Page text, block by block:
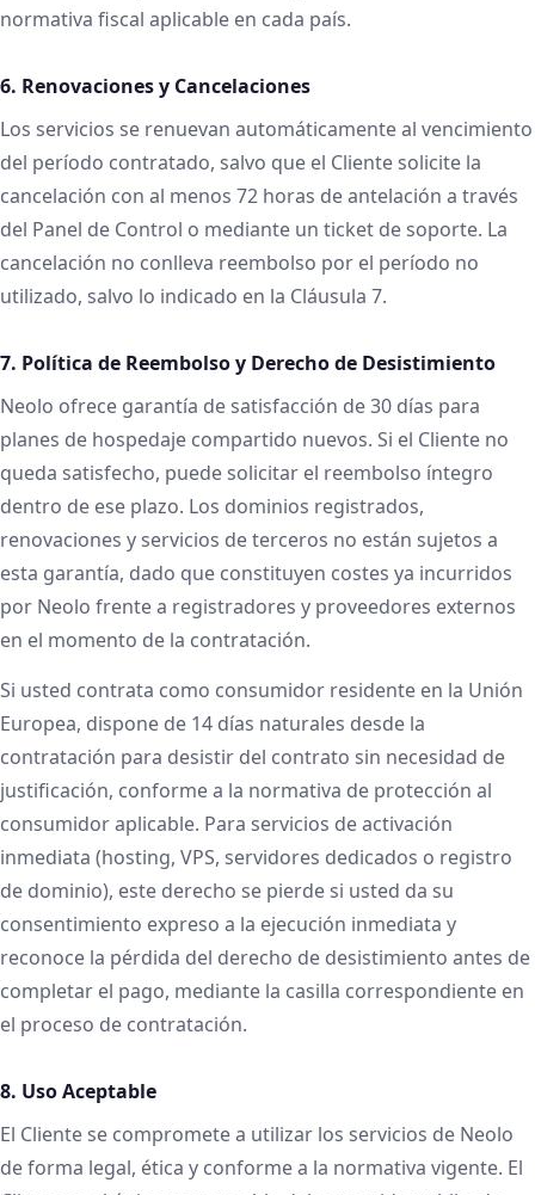
normativa fiscal aplicable en cada país.
6. Renovaciones y Cancelaciones
Los servicios se renuevan automáticamente al vencimiento
del período contratado, salvo que el Cliente solicite la
cancelación con al menos 72 horas de antelación a través
del Panel de Control o mediante un ticket de soporte. La
cancelación no conlleva reembolso por el período no
utilizado, salvo lo indicado en la Cláusula 7.
7. Política de Reembolso y Derecho de Desistimiento
Neolo ofrece garantía de satisfacción de 30 días para
planes de hospedaje compartido nuevos. Si el Cliente no
queda satisfecho, puede solicitar el reembolso íntegro
dentro de ese plazo. Los dominios registrados,
renovaciones y servicios de terceros no están sujetos a
esta garantía, dado que constituyen costes ya incurridos
por Neolo frente a registradores y proveedores externos
en el momento de la contratación.
Si usted contrata como consumidor residente en la Unión
Europea, dispone de 14 días naturales desde la
contratación para desistir del contrato sin necesidad de
justificación, conforme a la normativa de protección al
consumidor aplicable. Para servicios de activación
inmediata (hosting, VPS, servidores dedicados o registro
de dominio), este derecho se pierde si usted da su
consentimiento expreso a la ejecución inmediata y
reconoce la pérdida del derecho de desistimiento antes de
completar el pago, mediante la casilla correspondiente en
el proceso de contratación.
8. Uso Aceptable
El Cliente se compromete a utilizar los servicios de Neolo
de forma legal, ética y conforme a la normativa vigente. El